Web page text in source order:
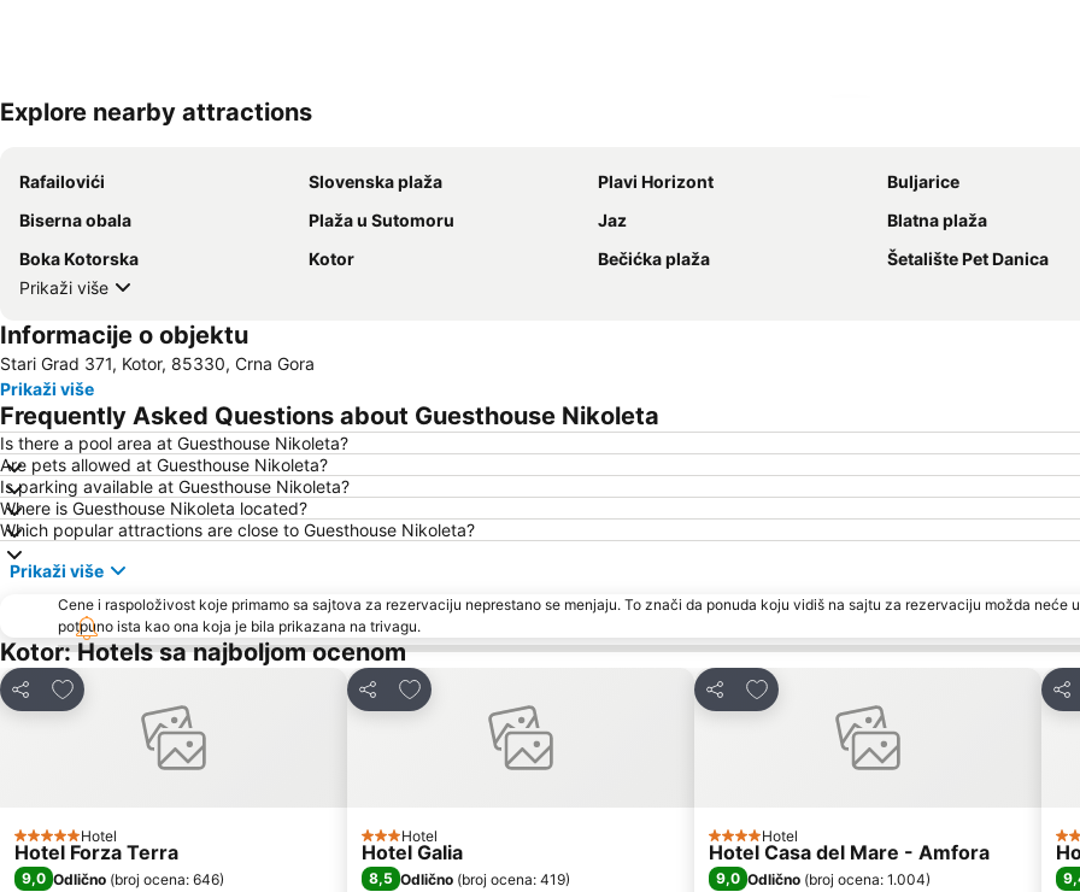
Explore nearby attractions
Rafailovići Slovenska plaža Plavi Horizont
Buljarice
Biserna obala
Plaža u Sutomoru Jaz
Blatna plaža
Boka Kotorska
Kotor Bečićka plaža
Šetalište Pet Danica
Prikaži više
Informacije o objektu
Stari Grad 371, Kotor, 85330, Crna Gora
Prikaži više
Frequently Asked Questions about Guesthouse Nikoleta
Is there a pool area at Guesthouse Nikoleta?
Are pets allowed at Guesthouse Nikoleta?
Is parking available at Guesthouse Nikoleta?
Where is Guesthouse Nikoleta located?
Which popular attractions are close to Guesthouse Nikoleta?
Prikaži više
Cene i raspoloživost koje primamo sa sajtova za rezervaciju neprestano se menjaju. To znači da ponuda koju vidiš na sajtu za rezervaciju možda neće
potpuno ista kao ona koja je bila prikazana na trivagu.
Kotor: Hotels sa najboljom ocenom
Deli
Dodati u favorite
5 Zvezdice
Hotel
Hotel Forza Terra
9,0 Odlično (broj ocena: 646)
Deli
Dodati u favorite
3 Zvezdice
Hotel
Hotel Galia
8,5 Odlično (broj ocena: 419)
Deli
Dodati u favorite
4 Zvezdice
Hotel
Hotel Casa del Mare - Amfora
9,0 Odlično (broj ocena: 1.004)
Deli
4